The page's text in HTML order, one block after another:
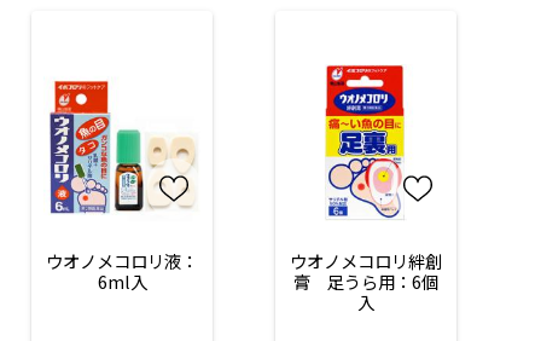
ウオノメコロリ液：
6ml入
ウオノメコロリ絆創
膏　足うら用：6個
入